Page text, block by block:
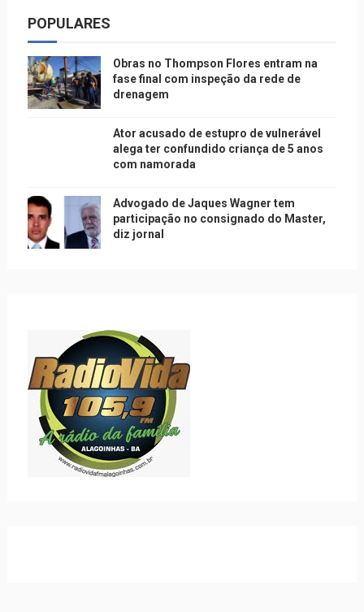
POPULARES
Obras no Thompson Flores entram na
fase final com inspeção da rede de
drenagem
Ator acusado de estupro de vulnerável
alega ter confundido criança de 5 anos
com namorada
Advogado de Jaques Wagner tem
participação no consignado do Master,
diz jornal